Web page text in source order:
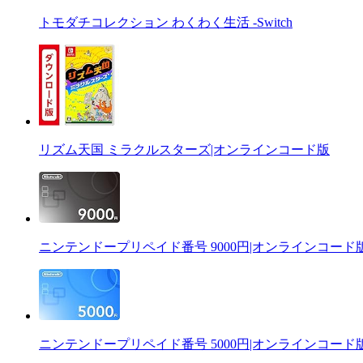
トモダチコレクション わくわく生活 -Switch
リズム天国 ミラクルスターズ|オンラインコード版
ニンテンドープリペイド番号 9000円|オンラインコード
ニンテンドープリペイド番号 5000円|オンラインコード